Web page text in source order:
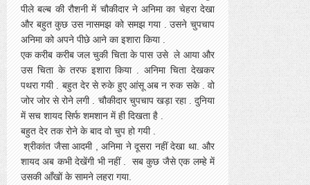
पीले बल्ब की रौशनी में चौकीदार ने अनिमा का चेहरा देखा
और बहुत कुछ उस नासमझ को समझ गया . उसने चुपचाप
अनिमा को अपने पीछे आने का इशारा किया .
एक करीब करीब जल चुकी चिता के पास उसे ले आया और
उस चिता के तरफ इशारा किया . अनिमा चिता देखकर
पथरा गयी . बहुत देर से रुके हुए आंसू अब न रुक सके . वो
जोर जोर से रोने लगी . चौकीदार चुपचाप खड़ा रहा . दुनिया
में सच शायद सिर्फ शमशान में ही दिखता है .
बहुत देर तक रोने के बाद वो चुप हो गयी .
श्रीकांत जैसा आदमी , अनिमा ने दूसरा नहीं देखा था. और
शायद अब कभी देखेंगी भी नहीं . सब कुछ जैसे एक लम्हे में
उसकी आँखों के सामने लहरा गया.